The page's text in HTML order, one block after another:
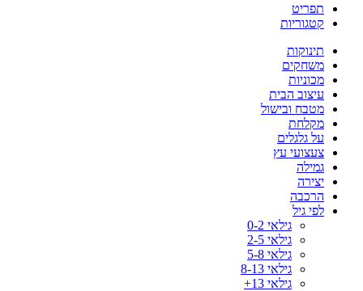
תפריט
קטגוריות
תינוקות
משחקים
מכוניות
עיצוב הבית
מטבח ובישול
מקלחת
על גלגלים
צעצועי עץ
גמילה
יצירה
הרכבה
לפי גיל
גילאי 0-2
גילאי 2-5
גילאי 5-8
גילאי 8-13
גילאי 13+